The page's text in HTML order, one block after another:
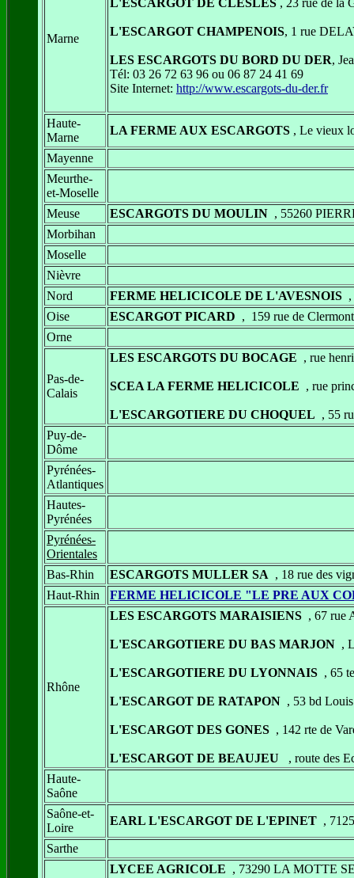
Marne
L'ESCARGOT DE CLESLES , 23 rue de la
L'ESCARGOT CHAMPENOIS, 1 rue
LES ESCARGOTS DU BORD DU DER,
Tél: 03 26 72 63 96 ou 06 87 24 41 69
Site Internet: http://www.escargots-du-der.fr
Haute-
Marne
LA FERME AUX ESCARGOTS , Le vieux
Mayenne
Meurthe-
et-Moselle
Meuse
ESCARGOTS DU MOULIN , 55260
Morbihan
Moselle
Nièvre
Nord
FERME HELICICOLE DE L'AVESNOIS
Oise
ESCARGOT PICARD , 159 rue de
Orne
Pas-de-
Calais
LES ESCARGOTS DU BOCAGE , rue
SCEA LA FERME HELICICOLE , rue
L'ESCARGOTIERE DU CHOQUEL , 55
Puy-de-
Dôme
Pyrénées-
Atlantiques
Hautes-
Pyrénées
Pyrénées-
Orientales
Bas-Rhin
ESCARGOTS MULLER SA , 18 rue des
Haut-Rhin
FERME HELICICOLE "LE PRE AUX
Rhône
LES ESCARGOTS MARAISIENS , 67 rue
L'ESCARGOTIERE DU BAS MARJON ,
L'ESCARGOTIERE DU LYONNAIS , 65
L'ESCARGOT DE RATAPON , 53 bd
L'ESCARGOT DES GONES , 142 rte de
L'ESCARGOT DE BEAUJEU
, route des
Haute-
Saône
Saône-et-
Loire
EARL L'ESCARGOT DE L'EPINET ,
Sarthe
LYCEE AGRICOLE , 73290 LA MOTTE